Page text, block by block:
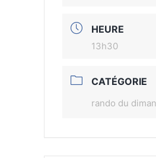
HEURE
13h30
CATÉGORIE
rando du